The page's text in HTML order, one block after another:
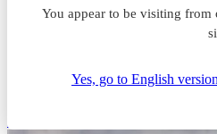
You appear to be visiting
Yes, go to English version
Panattoni Park
IV z nowym